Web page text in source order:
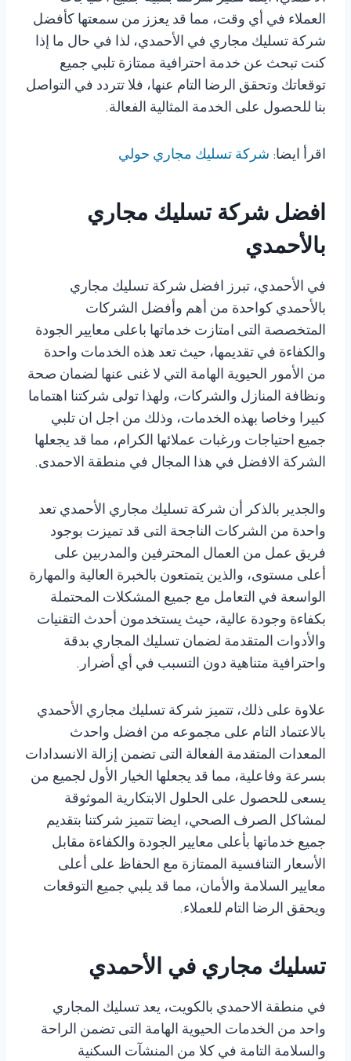
العملاء في أي وقت، مما قد يعزز من سمعتها كأفضل
شركة تسليك مجاري في الأحمدي، لذا في حال ما إذا
كنت تبحث عن خدمة احترافية ممتازة تلبي جميع
توقعاتك وتحقق الرضا التام عنها، فلا تتردد في التواصل
بنا للحصول على الخدمة المثالية الفعالة.
اقرأ ايضا: شركة تسليك مجاري حولي
افضل شركة تسليك مجاري
بالأحمدي
في الأحمدي، تبرز افضل شركة تسليك مجاري
بالأحمدي كواحدة من أهم وأفضل الشركات
المتخصصة التى امتازت خدماتها باعلى معايير الجودة
والكفاءة في تقديمها، حيث تعد هذه الخدمات واحدة
من الأمور الحيوية الهامة التي لا غنى عنها لضمان صحة
ونظافة المنازل والشركات، ولهذا تولى شركتنا اهتماما
كبيرا وخاصا بهذه الخدمات، وذلك من اجل ان تلبي
جميع احتياجات ورغبات عملائها الكرام، مما قد يجعلها
الشركة الافضل في هذا المجال في منطقة الاحمدى.
والجدير بالذكر أن شركة تسليك مجاري الأحمدي تعد
واحدة من الشركات الناجحة التى قد تميزت بوجود
فريق عمل من العمال المحترفين والمدربين على
أعلى مستوى، والذين يتمتعون بالخبرة العالية والمهارة
الواسعة في التعامل مع جميع المشكلات المحتملة
بكفاءة وجودة عالية، حيث يستخدمون أحدث التقنيات
والأدوات المتقدمة لضمان تسليك المجاري بدقة
واحترافية متناهية دون التسبب في أي أضرار.
علاوة على ذلك، تتميز شركة تسليك مجاري الأحمدي
بالاعتماد التام على مجموعه من افضل واحدث
المعدات المتقدمة الفعالة التى تضمن إزالة الانسدادات
بسرعة وفاعلية، مما قد يجعلها الخيار الأول لجميع من
يسعى للحصول على الحلول الابتكارية الموثوقة
لمشاكل الصرف الصحي، ايضا تتميز شركتنا بتقديم
جميع خدماتها بأعلى معايير الجودة والكفاءة مقابل
الأسعار التنافسية الممتازة مع الحفاظ على أعلى
معايير السلامة والأمان، مما قد يلبي جميع التوقعات
ويحقق الرضا التام للعملاء.
تسليك مجاري في الأحمدي
في منطقة الاحمدي بالكويت، يعد تسليك المجاري
واحد من الخدمات الحيوية الهامة التى تضمن الراحة
والسلامة التامة في كلا من المنشآت السكنية